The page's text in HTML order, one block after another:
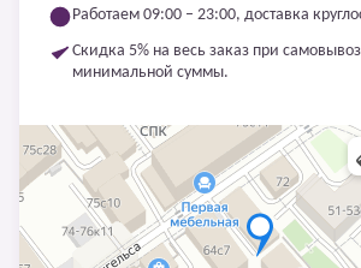
Работаем 09:00 – 23:00, доставка
Скидка 5% на весь заказ при
минимальной суммы.